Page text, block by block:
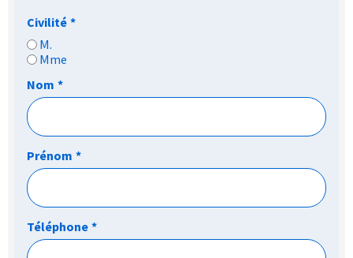
Civilité *
M.
Mme
Nom *
Prénom *
Téléphone *